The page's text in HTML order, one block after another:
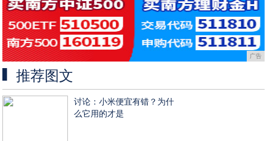
广告
推荐图文
讨论：小米便宜有错？为什
么它用的才是